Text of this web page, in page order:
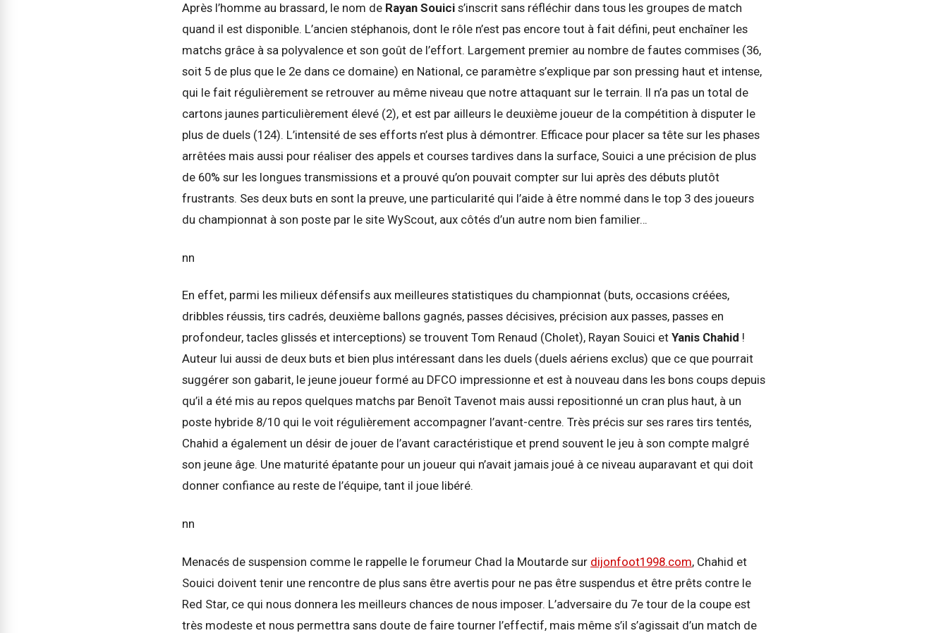
Après l’homme au brassard, le nom de Rayan Souici s’inscrit sans réfléchir dans tous les groupes de match
quand il est disponible. L’ancien stéphanois, dont le rôle n’est pas encore tout à fait défini, peut enchaîner les
matchs grâce à sa polyvalence et son goût de l’effort. Largement premier au nombre de fautes commises (36,
soit 5 de plus que le 2e dans ce domaine) en National, ce paramètre s’explique par son pressing haut et intense,
qui le fait régulièrement se retrouver au même niveau que notre attaquant sur le terrain. Il n’a pas un total de
cartons jaunes particulièrement élevé (2), et est par ailleurs le deuxième joueur de la compétition à disputer le
plus de duels (124). L’intensité de ses efforts n’est plus à démontrer. Efficace pour placer sa tête sur les phases
arrêtées mais aussi pour réaliser des appels et courses tardives dans la surface, Souici a une précision de plus
de 60% sur les longues transmissions et a prouvé qu’on pouvait compter sur lui après des débuts plutôt
frustrants. Ses deux buts en sont la preuve, une particularité qui l’aide à être nommé dans le top 3 des joueurs
du championnat à son poste par le site WyScout, aux côtés d’un autre nom bien familier…
nn
En effet, parmi les milieux défensifs aux meilleures statistiques du championnat (buts, occasions créées,
dribbles réussis, tirs cadrés, deuxième ballons gagnés, passes décisives, précision aux passes, passes en
profondeur, tacles glissés et interceptions) se trouvent Tom Renaud (Cholet), Rayan Souici et Yanis Chahid !
Auteur lui aussi de deux buts et bien plus intéressant dans les duels (duels aériens exclus) que ce que pourrait
suggérer son gabarit, le jeune joueur formé au DFCO impressionne et est à nouveau dans les bons coups depuis
qu’il a été mis au repos quelques matchs par Benoît Tavenot mais aussi repositionné un cran plus haut, à un
poste hybride 8/10 qui le voit régulièrement accompagner l’avant-centre. Très précis sur ses rares tirs tentés,
Chahid a également un désir de jouer de l’avant caractéristique et prend souvent le jeu à son compte malgré
son jeune âge. Une maturité épatante pour un joueur qui n’avait jamais joué à ce niveau auparavant et qui doit
donner confiance au reste de l’équipe, tant il joue libéré.
nn
Menacés de suspension comme le rappelle le forumeur Chad la Moutarde sur dijonfoot1998.com, Chahid et
Souici doivent tenir une rencontre de plus sans être avertis pour ne pas être suspendus et être prêts contre le
Red Star, ce qui nous donnera les meilleurs chances de nous imposer. L’adversaire du 7e tour de la coupe est
très modeste et nous permettra sans doute de faire tourner l’effectif, mais même s’il s’agissait d’un match de